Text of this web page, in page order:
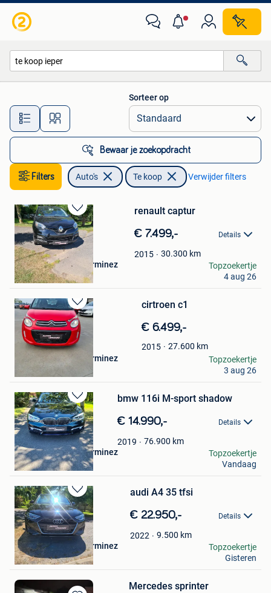
Alle afstanden…
Sorteer op
Bewaar je zoekopdracht
Filters Auto's Te koop Verwijder filters
Bewaren
in
Mijn
Favorieten
renault captur
€ 7.499,- Details
2015 30.300 km
auto's en motoren lerminez
Ieper
Topzoekertje
4 aug 26
Bewaren
in
Mijn
Favorieten
cirtroen c1
€ 6.499,-
2015 27.600 km
auto's en motoren lerminez
Topzoekertje
3 aug 26
Bewaren
in
Mijn
Favorieten
bmw 116i M-sport shadow
€ 14.990,- Details
2019 76.900 km
auto's en motoren lerminez
Ieper
Topzoekertje
Vandaag
Bewaren
in
Mijn
Favorieten
audi A4 35 tfsi
€ 22.950,- Details
2022 9.500 km
auto's en motoren lerminez
Ieper
Topzoekertje
Gisteren
Mercedes sprinter